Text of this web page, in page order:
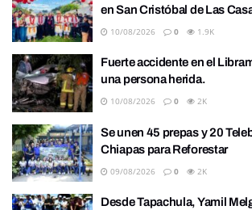
en San Cristóbal de Las
10/08/2026 0 1.9K
Fuerte accidente en el
una persona herida.
10/08/2026 0 2K
Se unen 45 prepas y 20
Chiapas para Reforestar
09/08/2026 0 2K
Desde Tapachula, Yamil